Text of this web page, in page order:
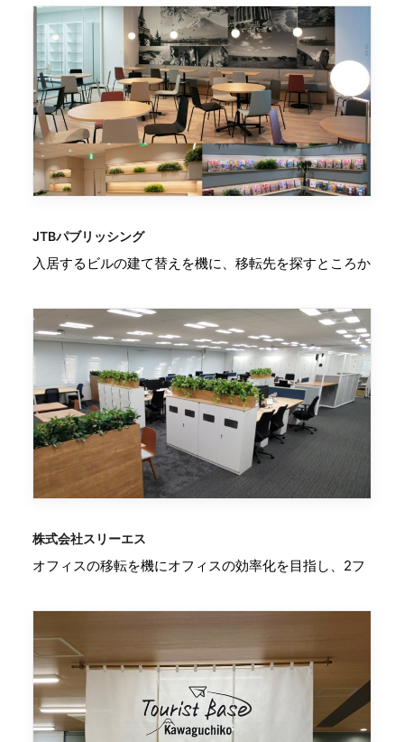
JTBパブリッシング
入居するビルの建て替えを機に、移転先を探すところか
株式会社スリーエス
オフィスの移転を機にオフィスの効率化を目指し、2フ